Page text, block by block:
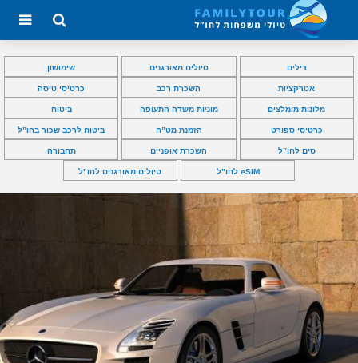
דילים טיולים מאורגנים שימושון
אטרקציות השכרת רכב כרטיסי טיסה
מלונות מומלצים מוניות משדה התעופה ביטוח
כרטיסי ספורט הזמנת מט”ח ביטוח לרכב שכור בחו”ל
סים לחו”ל השכרת אופניים תחבורה
eSIM לחו”ל טיולים מאורגנים לחו”ל